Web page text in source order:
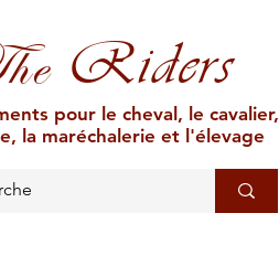
Riders
pour le cheval, le cavalier,
la maréchalerie et l'élevage